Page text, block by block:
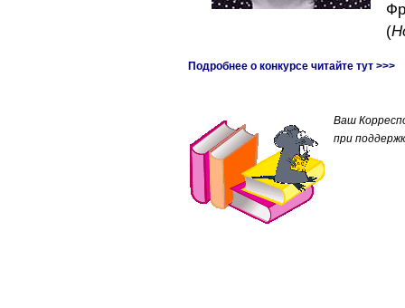
(
Подробнее о конкурсе читайте тут >>>
Ваш
при